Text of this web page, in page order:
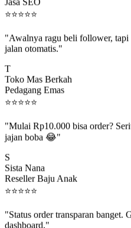
⭐⭐⭐⭐⭐
jalan otomatis."
Toko Mas Berkah
Pedagang Emas
⭐⭐⭐⭐⭐
jajan boba 😂"
Sista Nana
Reseller Baju Anak
⭐⭐⭐⭐⭐
dashboard."